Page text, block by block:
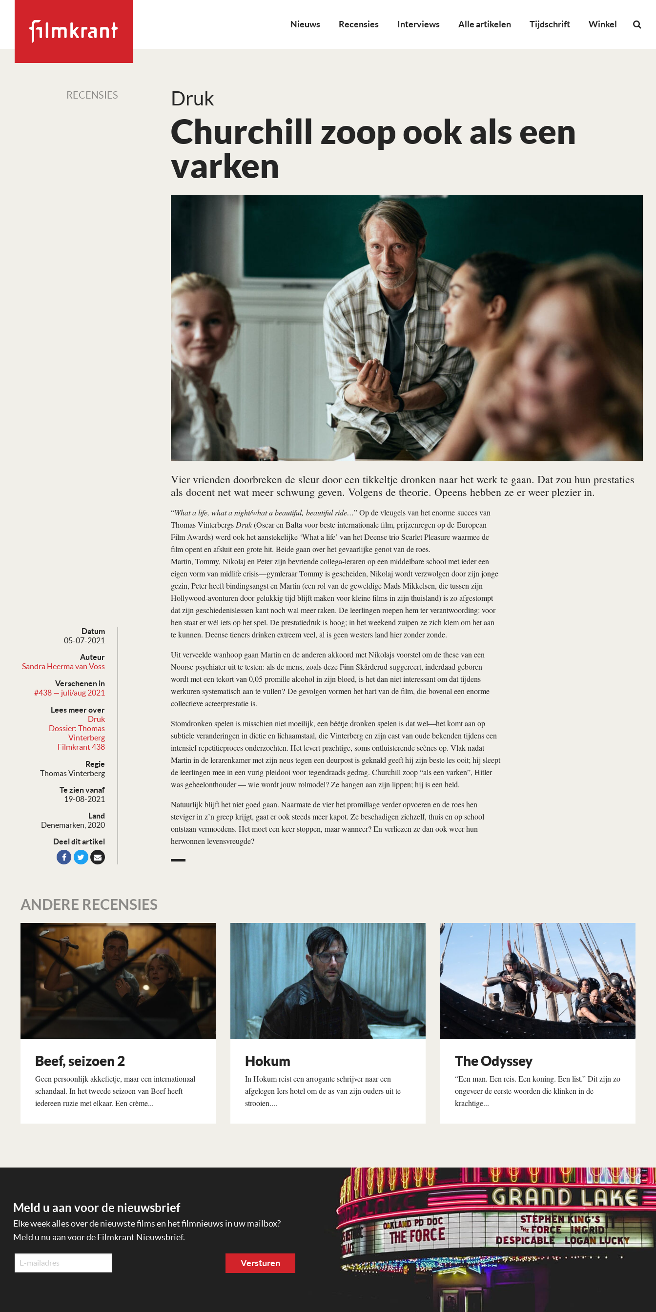
Nieuws Recensies Interviews Alle artikelen Tijdschrift Winkel
RECENSIES Druk
Churchill zoop ook als een
varken
Datum
05-07-2021
Auteur
Sandra Heerma van Voss
Verschenen in
#438 — juli/aug 2021
Lees meer over
Druk
Dossier: Thomas
Vinterberg
Filmkrant 438
Regie
Thomas Vinterberg
Te zien vanaf
19-08-2021
Land
Denemarken, 2020
Deel dit artikel
Vier vrienden doorbreken de sleur door een tikkeltje dronken naar het werk te gaan. Dat zou hun prestaties
als docent net wat meer schwung geven. Volgens de theorie. Opeens hebben ze er weer plezier in.
“What a life, what a night/what a beautiful, beautiful ride…” Op de vleugels van het enorme succes van
Thomas Vinterbergs Druk(Oscar en Bafta voor beste internationale film, prijzenregen op de European
Film Awards) werd ook het aanstekelijke ‘What a life’ van het Deense trio Scarlet Pleasure waarmee de
film opent en afsluit een grote hit. Beide gaan over het gevaarlijke genot van de roes.
Martin, Tommy, Nikolaj en Peter zijn bevriende collega-leraren op een middelbare school met ieder een
eigen vorm van midlife crisis—gymleraar Tommy is gescheiden, Nikolaj wordt verzwolgen door zijn jonge
gezin, Peter heeft bindingsangst en Martin (een rol van de geweldige Mads Mikkelsen, die tussen zijn
Hollywood-avonturen door gelukkig tijd blijft maken voor kleine films in zijn thuisland) is zo afgestompt
dat zijn geschiedenislessen kant noch wal meer raken. De leerlingen roepen hem ter verantwoording: voor
hen staat er wél iets op het spel. De prestatiedruk is hoog; in het weekend zuipen ze zich klem om het aan
te kunnen. Deense tieners drinken extreem veel, al is geen westers land hier zonder zonde.
Uit verveelde wanhoop gaan Martin en de anderen akkoord met Nikolajs voorstel om de these van een
Noorse psychiater uit te testen: als de mens, zoals deze Finn Skårderud suggereert, inderdaad geboren
wordt met een tekort van 0,05 promille alcohol in zijn bloed, is het dan niet interessant om dat tijdens
werkuren systematisch aan te vullen? De gevolgen vormen het hart van de film, die bovenal een enorme
collectieve acteerprestatie is.
Stomdronken spelen is misschien niet moeilijk, een béétje dronken spelen is dat wel—het komt aan op
subtiele veranderingen in dictie en lichaamstaal, die Vinterberg en zijn cast van oude bekenden tijdens een
intensief repetitieproces onderzochten. Het levert prachtige, soms ontluisterende scènes op. Vlak nadat
Martin in de lerarenkamer met zijn neus tegen een deurpost is geknald geeft hij zijn beste les ooit; hij sleept
de leerlingen mee in een vurig pleidooi voor tegendraads gedrag. Churchill zoop “als een varken”, Hitler
was geheelonthouder — wie wordt jouw rolmodel? Ze hangen aan zijn lippen; hij is een held.
Natuurlijk blijft het niet goed gaan. Naarmate de vier het promillage verder opvoeren en de roes hen
steviger in z’n greep krijgt, gaat er ook steeds meer kapot. Ze beschadigen zichzelf, thuis en op school
ontstaan vermoedens. Het moet een keer stoppen, maar wanneer? En verliezen ze dan ook weer hun
herwonnen levensvreugde?
ANDERE RECENSIES
Beef, seizoen 2
Geen persoonlijk akkefietje, maar een internationaal
schandaal. In het tweede seizoen van Beef heeft
iedereen ruzie met elkaar. Een crème...
Hokum
In Hokum reist een arrogante schrijver naar een
afgelegen Iers hotel om de as van zijn ouders uit te
strooien....
The Odyssey
“Een man. Een reis. Een koning. Een list.” Dit zijn zo
ongeveer de eerste woorden die klinken in de
krachtige...
Meld u aan voor de nieuwsbrief
Elke week alles over de nieuwste films en het filmnieuws in uw mailbox?
Meld u nu aan voor de Filmkrant Nieuwsbrief.